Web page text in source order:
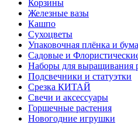
Корзины
Железные вазы
Кашпо
Сухоцветы
Упаковочная плёнка и
Садовые и
Наборы для выращивания
Подсвечники и статуэтки
Срезка КИТАЙ
Свечи и аксессуары
Горшечные растения
Новогодние игрушки